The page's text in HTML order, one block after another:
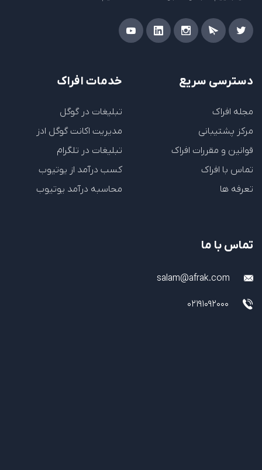
دسترسی سریع
مجله افراک
مرکز پشتیبانی
قوانین و مقررات افراک
تماس با افراک
تعرفه ها
خدمات افراک
تبلیغات در گوگل
مدیریت اکانت گوگل ادز
تبلیغات در تلگرام
کسب درآمد از یوتیوب
محاسبه درآمد یوتیوب
تماس با ما
salam@afrak.com
02191092000